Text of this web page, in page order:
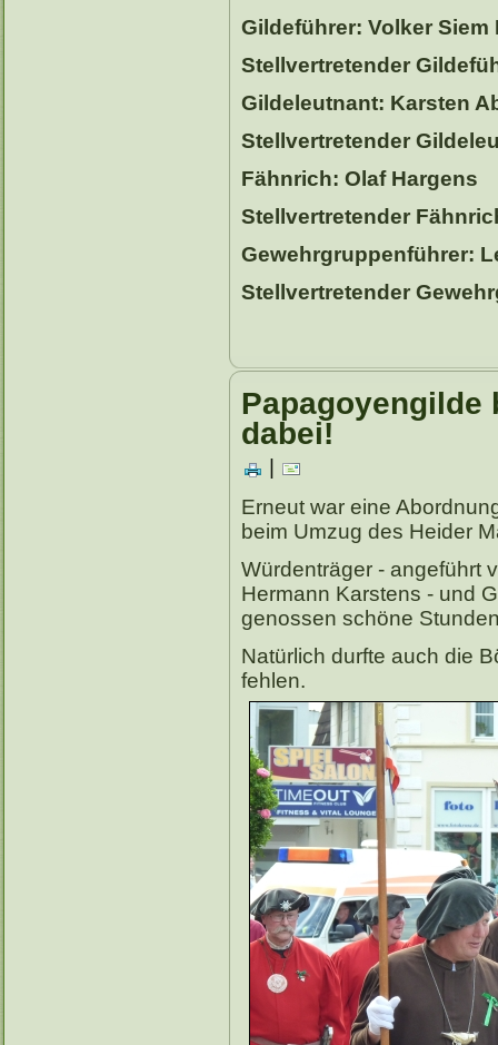
Gildeführer: Volker Siem
Stellvertretender
Gildeleutnant: Karsten
Stellvertretender
Fähnrich: Olaf Hargens
Stellvertretender
Gewehrgruppenführer:
Stellvertretender
Papagoyengilde
dabei!
|
Erneut war eine
beim Umzug des Heider
Würdenträger - angeführt
Hermann Karstens - und
genossen schöne
Natürlich durfte auch die
fehlen.